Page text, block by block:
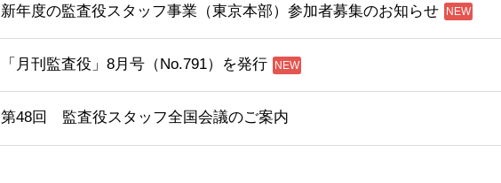
新年度の監査役スタッフ事業（東京本部）参加者募集のお知らせ
「月刊監査役」8月号（No.791）を発行
第48回 監査役スタッフ全国会議のご案内